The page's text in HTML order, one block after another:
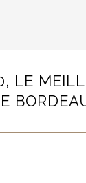
LE